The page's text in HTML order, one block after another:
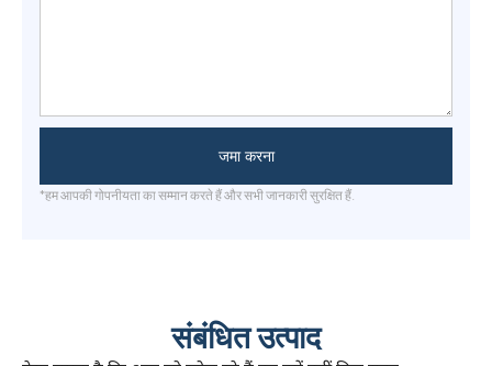
जमा करना
*हम आपकी गोपनीयता का सम्मान करते हैं और सभी जानकारी सुरक्षित हैं.
संबंधित उत्पाद